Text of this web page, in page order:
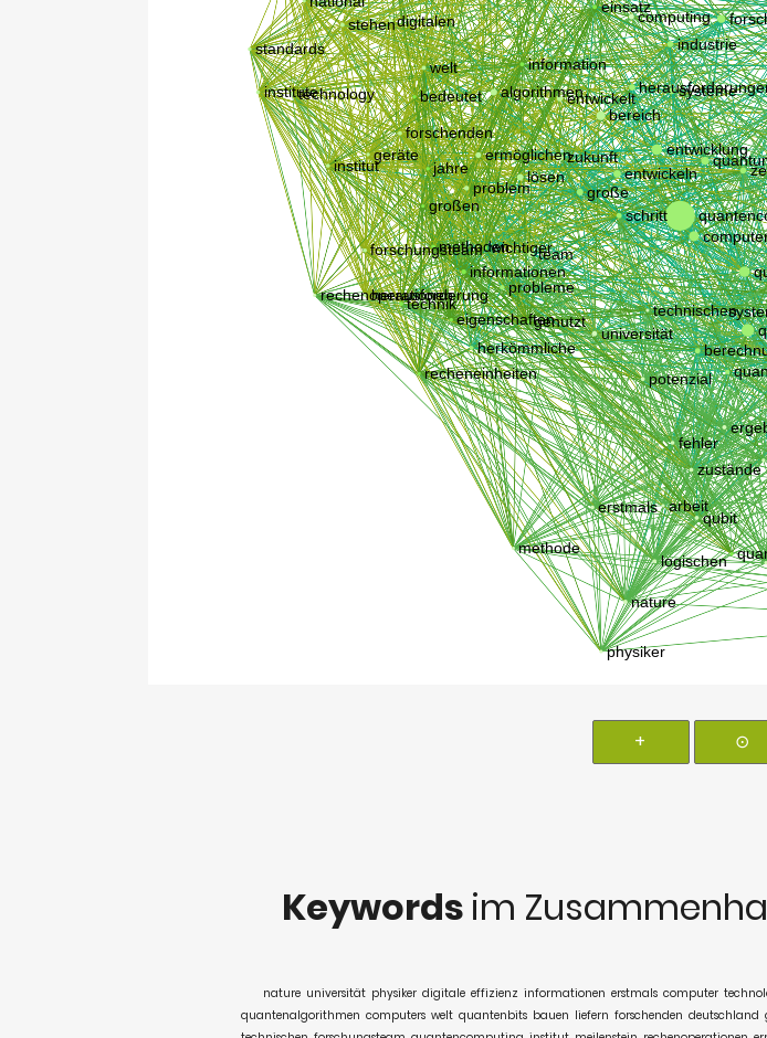
+ ⊙
Keywords im
nature universität physiker digitale effizienz informationen erstmals computer
quantenalgorithmen computers welt quantenbits bauen liefern forschenden deutschland